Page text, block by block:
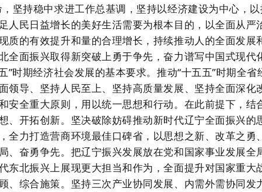
，坚持稳中求进工作总基调，坚持以经济建设为中心，
人民日益增长的美好生活需要为根本目的，以全面从
质的有效提升和量的合理增长，持续推动人的全面发
全面振兴取得新突破上勇于争先，奋力谱写中国式现代
五”时期经济社会发展的基本要求。推动“十五五”时期全
领导、坚持人民至上、坚持高质量发展、坚持全面深
安全重大原则，用以统一思想和行动。在此前提下，结
开拓创新。坚决破除妨碍推动新时代辽宁全面振兴的
全力打造营商环境最佳口碑省，以思想之新、改革之勇
奋勇争先。把辽宁振兴发展放在党和国家事业发展全
东北振兴上展现更大担当和作为，全面提升对国家重大
综合施策。坚持三次产业协同发展、内需外需协同发